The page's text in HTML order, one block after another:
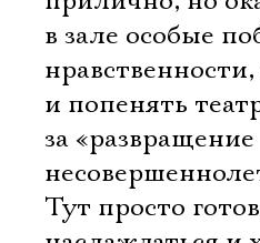
в зале особые
и попенять
за «развращение
Тут просто